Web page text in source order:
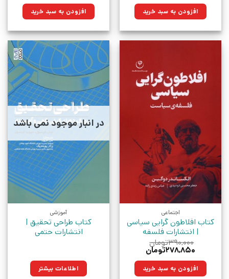
۴۰۰,۰۰۰تومان
بود.
۲۸۶,۰۰۰تومان.افزودن به سبد خرید ۷۵۰,۰۰۰تومان
بود.
۵۳۶,۲۵۰تومان.افزودن به سبد خرید
اجتماعی
کتاب افلاطون گرایی سیاسی
| انتشارات فلسفه
۳۹۰,۰۰۰تومان
قیمت
۳۹۰,۰۰۰تومان
بود.
۲۷۸,۸۵۰تومان
۲۷۸,۸۵۰تومان.افزودن به سبد خرید
در انبار موجود نمی باشد
آموزشی
کتاب طراحی تحقیق |
انتشارات حتمی
اطلاعات بیشتر